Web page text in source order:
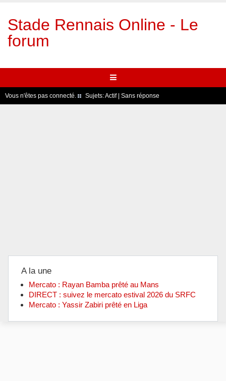
Stade Rennais Online - Le
forum
Vous n'êtes pas connecté. Sujets:Actif| Sans réponse
A la une
Mercato : Rayan Bamba prêté au Mans
DIRECT : suivez le mercato estival 2026 du SRFC
Mercato : Yassir Zabiri prêté en Liga